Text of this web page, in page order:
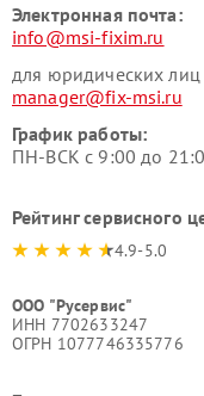
Электронная почта:
info@msi-fixim.ru
для юридических лиц
manager@fix-msi.ru
График работы:
ПН-ВСК с 9:00 до
Рейтинг сервисного
4.9-5.0
ООО "Русервис"
ИНН 7702633247
ОГРН 1077746335776